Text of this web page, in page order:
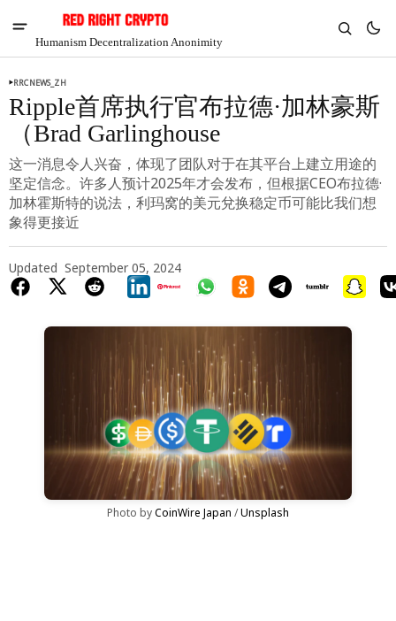
Humanism Decentralization Anonimity
4.82%
RRCNEWS_ZH
Ripple首席执行官布拉德·加林豪斯
（Brad Garlinghouse
这一消息令人兴奋，体现了团队对于在其平台上建立用途的
坚定信念。许多人预计2025年才会发布，但根据CEO布拉德·
加林霍斯特的说法，利玛窝的美元兌换稳定币可能比我们想
象得更接近
Updated September 05, 2024
Photo by CoinWire Japan / Unsplash